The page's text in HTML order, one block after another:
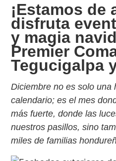
¡Estamos de
disfruta
y magia
Premier
Tegucigalpa
Diciembre no es solo una
calendario; es el mes
más fuerte, donde las
nuestros pasillos, sino
miles de familias